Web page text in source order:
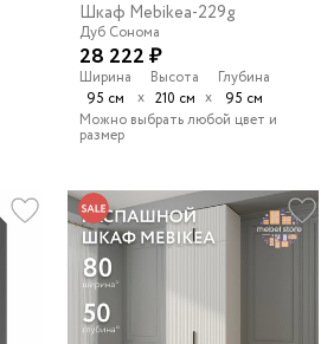
Шкаф Mebikea-229g
Дуб Сонома
28 222 ₽
Ширина
95 см
х
Высота
210 см х
Глубина
95 см
Можно выбрать любой цвет и
размер